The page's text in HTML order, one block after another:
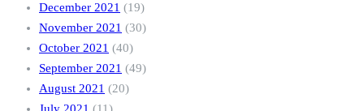
December 2021 (19)
November 2021 (30)
October 2021 (40)
September 2021 (49)
August 2021 (20)